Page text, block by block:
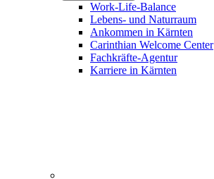
Work-Life-Balance
Lebens- und Naturraum
Ankommen in Kärnten
Carinthian Welcome Center
Fachkräfte-Agentur
Karriere in Kärnten